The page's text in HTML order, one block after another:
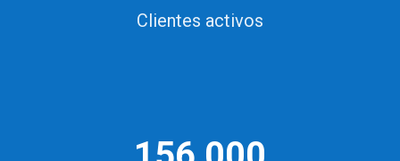
Clientes activos